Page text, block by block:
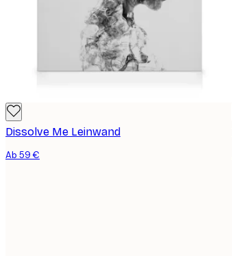
Dissolve Me Leinwand
Ab 59 €